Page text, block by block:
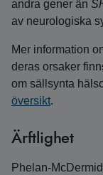
andra gener än
av neurologiska
Mer information
deras orsaker
om sällsynta
översikt.
Ärftlighet